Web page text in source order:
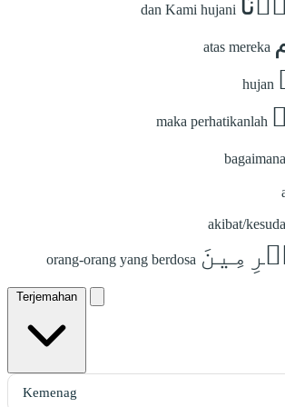
dan Kami hujani
atas mereka
hujan
maka perhatikanlah
bagaimana
akibat/
orang-orang yang berdosa
Terjemahan